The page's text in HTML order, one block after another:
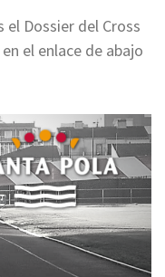
Dossier del Cross
el enlace de abajo